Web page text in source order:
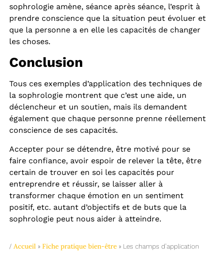
sophrologie amène, séance après séance, l’esprit à
prendre conscience que la situation peut évoluer et
que la personne a en elle les capacités de changer
les choses.
Conclusion
Tous ces exemples d’application des techniques de
la sophrologie montrent que c’est une aide, un
déclencheur et un soutien, mais ils demandent
également que chaque personne prenne réellement
conscience de ses capacités.
Accepter pour se détendre, être motivé pour se
faire confiance, avoir espoir de relever la tête, être
certain de trouver en soi les capacités pour
entreprendre et réussir, se laisser aller à
transformer chaque émotion en un sentiment
positif, etc. autant d’objectifs et de buts que la
sophrologie peut nous aider à atteindre.
/ Accueil » Fiche pratique bien-être» Les champs d’application